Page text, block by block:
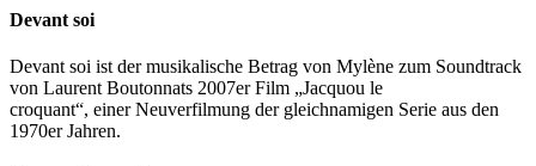
Devant soi
Devant soi ist der musikalische Betrag von Mylène zum Soundtrack
von Laurent Boutonnats 2007er Film „Jacquou le
croquant“, einer Neuverfilmung der gleichnamigen Serie aus den
1970er Jahren.